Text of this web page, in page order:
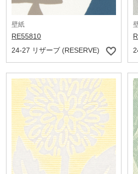
壁紙
RE55810
24-27 リザーブ (RESERVE)